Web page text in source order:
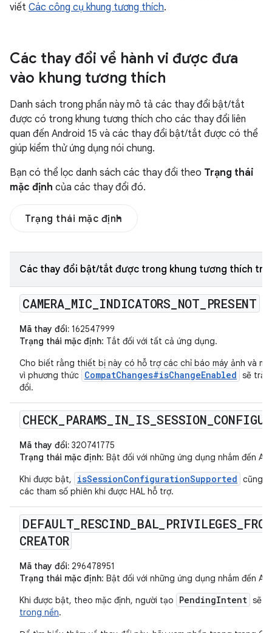
viết Các công cụ khung tương thích.
Các thay đổi về hành vi được đưa
vào khung tương thích
Danh sách trong phần này mô tả các thay đổi bật/tắt
được có trong khung tương thích cho các thay đổi liên
quan đến Android 15 và các thay đổi bật/tắt được có thể
giúp kiểm thử ứng dụng nói chung.
Bạn có thể lọc danh sách các thay đổi theo Trạng thái
mặc định của các thay đổi đó.
Trạng thái mặc định
Các thay đổi bật/tắt được trong khung tương thích
CAMERA_ MIC INDICATORS NOT PRESENT
Mã thay đổi: 162547999
Trạng thái mặc định: Tắt đối với tất cả ứng dụng.
Cho biết rằng thiết bị này có hỗ trợ các chỉ báo máy ảnh và
vì phương thức CompatChanges#isChangeEnabled sẽ trả
đổi.
CHECK PARAMS IN IS _SESSION
Mã thay đổi: 320741775
Trạng thái mặc định: Bật đối với những ứng dụng nhắm đến
Khi được bật,
isSessionConfigurationSupported cũng
các tham số phiên khi được HAL hỗ trợ.
DEFAULT RESCIND BAL PRIVILEGES FROM
CREATOR
Mã thay đổi: 296478951
Trạng thái mặc định: Bật đối với những ứng dụng nhắm đến
Khi được bật, theo mặc định, người tạo
PendingIntent sẽ
trong nền.